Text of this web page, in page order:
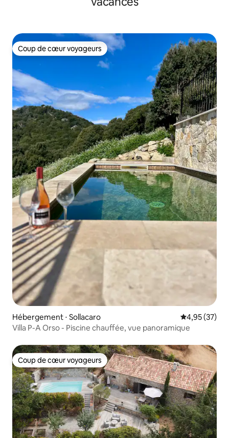
Coup de cœur voyageurs
Coup de cœur voyageurs
Hébergement ⋅ Sollacaro Évaluation
4,95 (37)
Villa P-A Orso - Piscine chauffée, vue panoramique
Coup de cœur voyageurs
Coup de cœur voyageurs